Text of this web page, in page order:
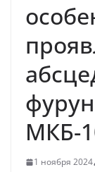
МКБ-
1 ноября 2024